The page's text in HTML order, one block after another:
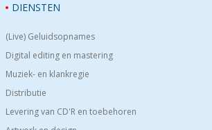
DIENSTEN
(Live) Geluidsopnames
Digital editing en mastering
Muziek- en klankregie
Distributie
Levering van CD'R en toebehoren